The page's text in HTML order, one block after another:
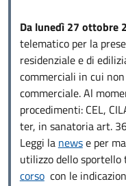
Da lunedì 27 ottobre
telematico per la
residenziale e di
commerciali in cui
commerciale. Al
procedimenti: CEL,
ter, in sanatoria art.
Leggi la newse per
utilizzo dello sportello
corsocon le